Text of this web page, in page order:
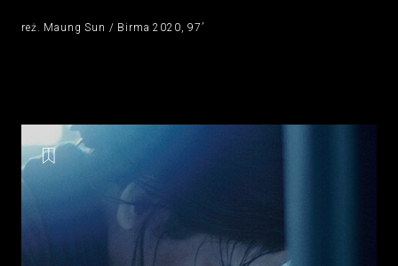
reż. Maung Sun / Birma 2020, 97’